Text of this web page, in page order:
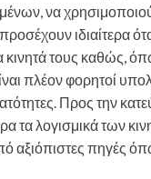
να
ιδιαίτερα
τους καθώς,
πλέον φορητοί
Προς την
τα λογισμικά των
αξιόπιστες πηγές